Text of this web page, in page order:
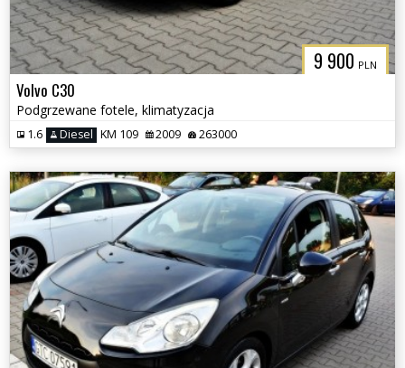
9 900 PLN
Volvo C30
Podgrzewane fotele, klimatyzacja
1.6 Diesel KM 109 2009 263000